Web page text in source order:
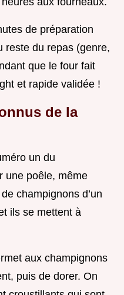
de préparation
reste du repas (genre,
que le four fait
et rapide validée !
de la
un du
une poêle, même
champignons d’un
ils se mettent à
aux champignons
puis de dorer. On